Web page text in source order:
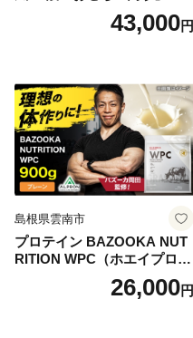
寸 3段重 2～3人前 おせち料
理 重箱 お正月 冷凍おせち 縁
ち 本格おせち おせち予約 年
末 年始 お取り寄せ 新春 贅沢
おせち こだわりおせち 惣菜
老舗おせち ふるさと納税お
せち 御節 お節料理 正月 調理
不要 おせち料理2027
43,000円
島根県雲南市
プロテイン BAZOOKA NUT
RITION WPC（ホエイプロテ
イン）＜プレーン＞ 900g｜
バズーカ岡田監修・植物由来
26,000円